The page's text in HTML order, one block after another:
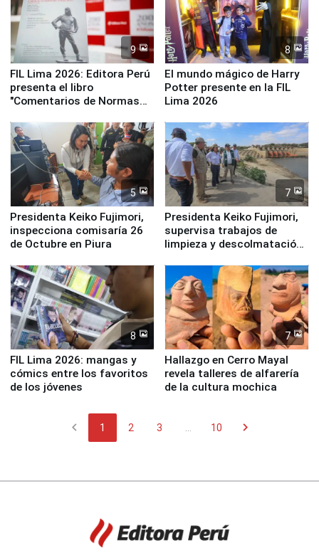
9
FIL Lima 2026: Editora Perú
presenta el libro
"Comentarios de Normas
Derecho Colectivo"
8
El mundo mágico de Harry
Potter presente en la FIL
Lima 2026
5
Presidenta Keiko Fujimori,
inspecciona comisaría 26
de Octubre en Piura
7
Presidenta Keiko Fujimori,
supervisa trabajos de
limpieza y descolmatación
8
FIL Lima 2026: mangas y
cómics entre los favoritos
de los jóvenes
7
Hallazgo en Cerro Mayal
revela talleres de alfarería
de la cultura mochica
chevron_left 1 2 3 10 chevron_right